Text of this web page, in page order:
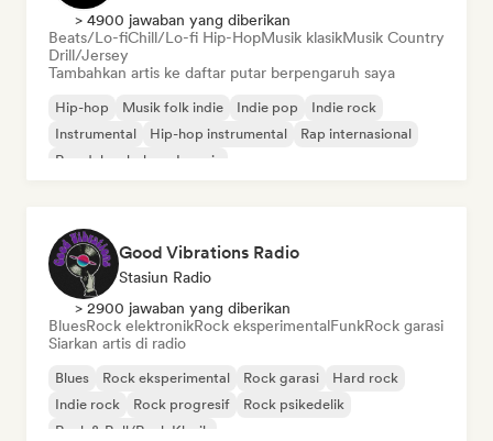
> 4900 jawaban yang diberikan
Beats/Lo-fiChill/Lo-fi Hip-HopMusik klasikMusik Country
Drill/Jersey
Tambahkan artis ke daftar putar berpengaruh saya
Hip-hop Musik folk indie Indie pop
Indie rock
Instrumental
Hip-hop instrumental
Rap internasional
Rap dalam bahasa Inggris
Good Vibrations Radio
Stasiun Radio
> 2900 jawaban yang diberikan
BluesRock elektronikRock eksperimentalFunkRock garasi
Siarkan artis di radio
Blues Rock eksperimental Rock garasi
Hard rock
Indie rock
Rock progresif
Rock psikedelik
Rock & Roll/Rock Klasik